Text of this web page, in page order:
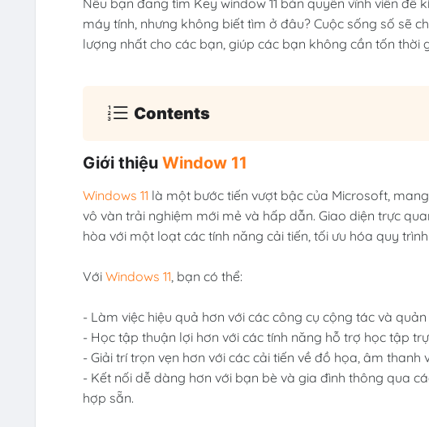
máy tính, nhưng không biết tìm ở đâu? Cuộc sống số sẽ
lượng nhất cho các bạn, giúp các bạn không cần tốn thời
Contents
Giới thiệu Window 11
Windows 11 là một bước tiến vượt bậc của Microsoft,
vô vàn trải nghiệm mới mẻ và hấp dẫn. Giao diện trực
hòa với một loạt các tính năng cải tiến, tối ưu hóa quy
Với Windows 11 , bạn có thể:
- Làm việc hiệu quả hơn với các công cụ cộng tác và
- Học tập thuận lợi hơn với các tính năng hỗ trợ học tập
- Giải trí trọn vẹn hơn với các cải tiến về đồ họa, âm thanh
- Kết nối dễ dàng hơn với bạn bè và gia đình thông qua
hợp sẵn.